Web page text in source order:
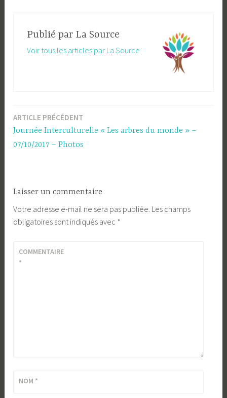
Publié par La Source
Voir tous les articles par La Source
Navigation
de
ARTICLE PRÉCÉDENT
Journée Interculturelle « Les arbres du monde » –
07/10/2017 – Photos
Laisser un commentaire
Votre adresse e-mail ne sera pas publiée. Les champs
obligatoires sont indiqués avec *
COMMENTAIRE
*
NOM *